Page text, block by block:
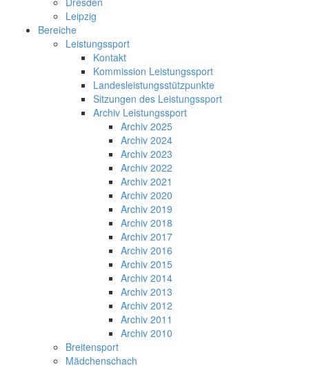
Leipzig
Bereiche
Leistungssport
Kontakt
Kommission Leistungssport
Landesleistungsstützpunkte
Sitzungen des Leistungssport
Archiv Leistungssport
Archiv 2025
Archiv 2024
Archiv 2023
Archiv 2022
Archiv 2021
Archiv 2020
Archiv 2019
Archiv 2018
Archiv 2017
Archiv 2016
Archiv 2015
Archiv 2014
Archiv 2013
Archiv 2012
Archiv 2011
Archiv 2010
Breitensport
Mädchenschach